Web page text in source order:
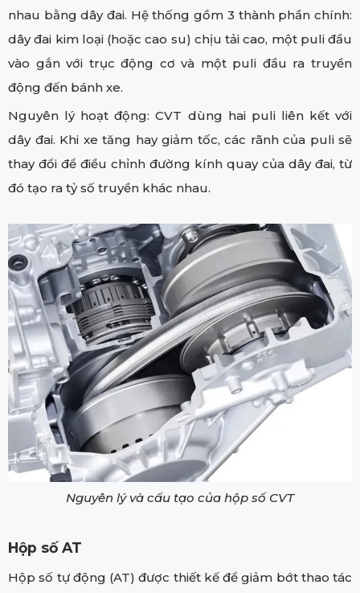
nhau bằng dây đai. Hệ thống gồm 3 thành phần chính:
dây đai kim loại (hoặc cao su) chịu tải cao, một puli đầu
vào gắn với trục động cơ và một puli đầu ra truyền
động đến bánh xe.
Nguyên lý hoạt động: CVT dùng hai puli liên kết với
dây đai. Khi xe tăng hay giảm tốc, các rãnh của puli sẽ
thay đổi để điều chỉnh đường kính quay của dây đai, từ
đó tạo ra tỷ số truyền khác nhau.
Nguyên lý và cấu tạo của hộp số CVT
Hộp số AT
Hộp số tự động (AT) được thiết kế để giảm bớt thao tác